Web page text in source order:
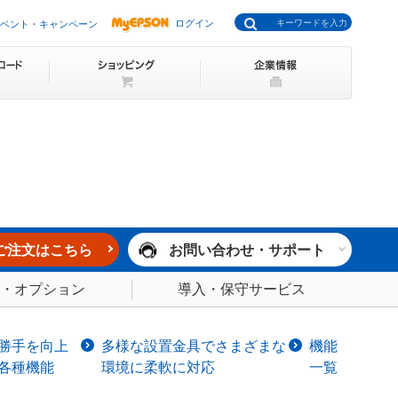
ント・キャンペーン ログイン
注文はこちら お問い合わせ・サポート
オプション 導入・保守サービス
手を向上
種機能
多様な設置金具でさまざまな
環境に柔軟に対応
機能
一覧